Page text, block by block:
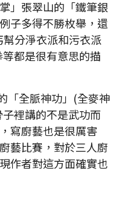
」張翠山的「鐵筆銀
子多得不勝枚舉，還
分淨衣派和污衣派
都是很有意思的描
全脈神功」(全麥神
裡講的不是武功而
寫廚藝也是很厲害
藝比賽，對於三人廚
作者對這方面確實也